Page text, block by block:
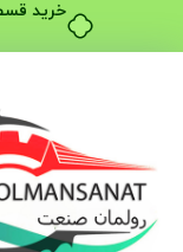
۴ قسط، بدون کارمزد